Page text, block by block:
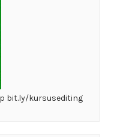
bit.ly/kursusediting